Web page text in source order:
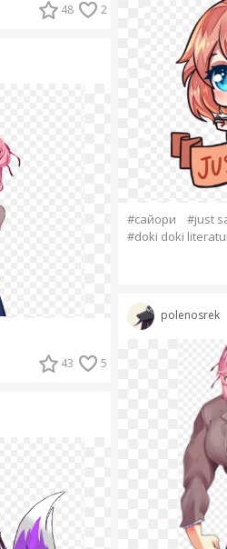
48 2
43 5
#сайори
#just
#doki doki
polenosrek